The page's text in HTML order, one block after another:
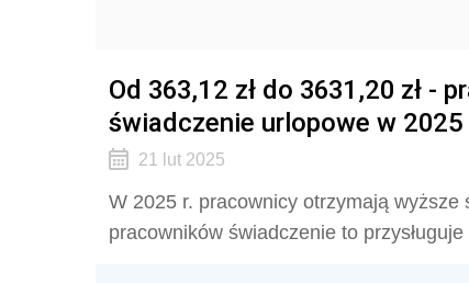
Od 363,12 zł do 3631,20 zł -
świadczenie urlopowe w 2025
21 lut 2025
W 2025 r. pracownicy otrzymają
pracowników świadczenie to